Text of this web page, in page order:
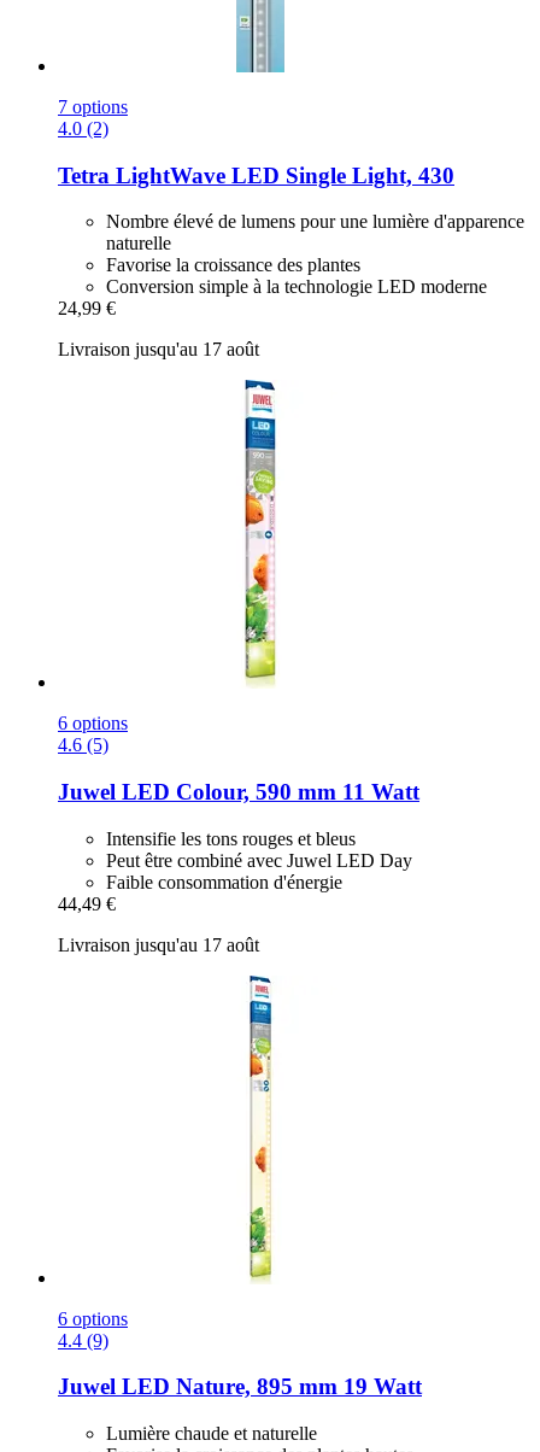
7 options
4.0 (2)
Tetra LightWave LED Single Light, 430
Nombre élevé de lumens pour une lumière d'apparence
naturelle
Favorise la croissance des plantes
Conversion simple à la technologie LED moderne
24,99 €
Livraison jusqu'au 17 août
6 options
4.6 (5)
Juwel LED Colour, 590 mm 11 Watt
Intensifie les tons rouges et bleus
Peut être combiné avec Juwel LED Day
Faible consommation d'énergie
44,49 €
Livraison jusqu'au 17 août
6 options
4.4 (9)
Juwel LED Nature, 895 mm 19 Watt
Lumière chaude et naturelle